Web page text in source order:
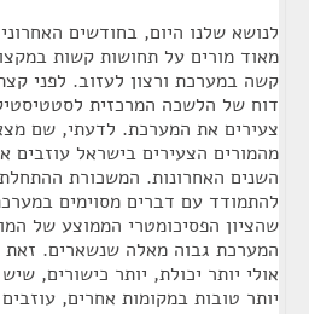
לנושא שלנו היום, בחודשים
מאוד מורים על תחושות קשות
קשה במערכת ורצון לעזוב. לפני
דוח של הלשכה המרכזית
צעירים את המערכת. לדעתי, שם
מהמורים הצעירים בישראל עוזבים
השנים האחרונות. המשכורת
להתמודד עם דברים מסוימים
שהציון הפסיכומטרי הממוצע של
המערכת גבוה מאלה שנשארים. זאת
אולי יותר יכולת, יותר כישורים,
יותר טובות במקומות אחרים,